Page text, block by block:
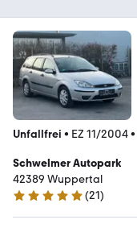
Unfallfrei • EZ 11/2004•
Schwelmer Autopark
42389 Wuppertal
4.9 Sterne
(21)